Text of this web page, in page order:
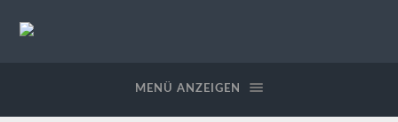
MENÜ ANZEIGEN